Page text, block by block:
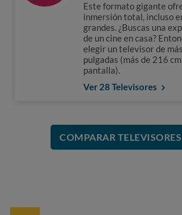
Este formato gigante
inmersión total, incluso
grandes. ¿Buscas una
de un cine en casa?
elegir un televisor de
pulgadas (más de 216
pantalla).
Ver 28 Televisores
COMPARAR